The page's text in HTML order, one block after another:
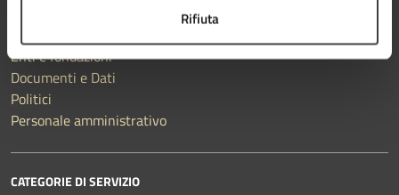
Rifiuta
Enti e fondazioni
Documenti e Dati
Politici
Personale amministrativo
CATEGORIE DI SERVIZIO